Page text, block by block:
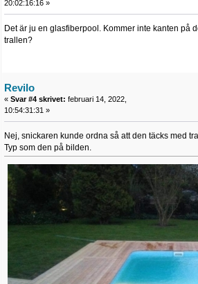
20:02:16:16 »
Det är ju en glasfiberpool. Kommer inte kanten på
trallen?
Revilo
« Svar #4 skrivet: februari 14, 2022,
10:54:31:31 »
Nej, snickaren kunde ordna så att den täcks med
Typ som den på bilden.